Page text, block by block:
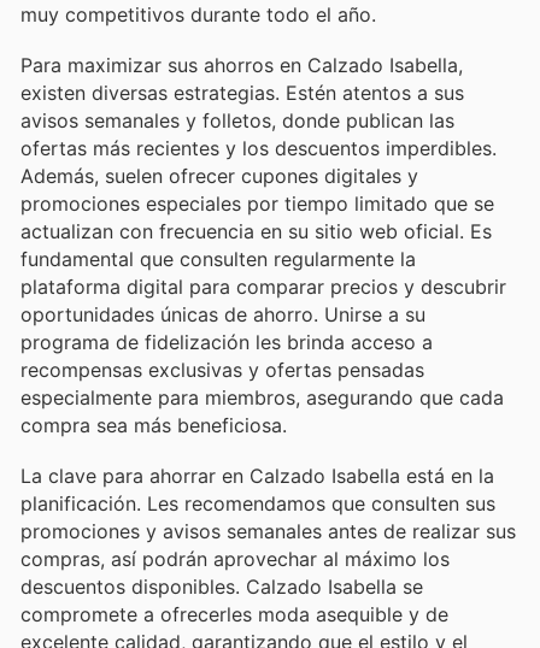
muy competitivos durante todo el año.
Para maximizar sus ahorros en Calzado Isabella,
existen diversas estrategias. Estén atentos a sus
avisos semanales y folletos, donde publican las
ofertas más recientes y los descuentos imperdibles.
Además, suelen ofrecer cupones digitales y
promociones especiales por tiempo limitado que se
actualizan con frecuencia en su sitio web oficial. Es
fundamental que consulten regularmente la
plataforma digital para comparar precios y descubrir
oportunidades únicas de ahorro. Unirse a su
programa de fidelización les brinda acceso a
recompensas exclusivas y ofertas pensadas
especialmente para miembros, asegurando que cada
compra sea más beneficiosa.
La clave para ahorrar en Calzado Isabella está en la
planificación. Les recomendamos que consulten sus
promociones y avisos semanales antes de realizar sus
compras, así podrán aprovechar al máximo los
descuentos disponibles. Calzado Isabella se
compromete a ofrecerles moda asequible y de
excelente calidad, garantizando que el estilo y el